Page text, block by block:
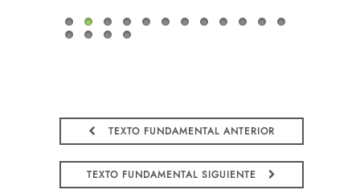
TEXTO FUNDAMENTAL ANTERIOR
TEXTO FUNDAMENTAL SIGUIENTE